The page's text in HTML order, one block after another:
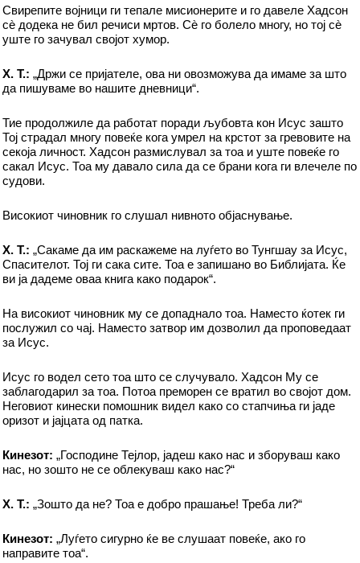
Свирепите војници ги тепале мисионерите и го давеле Хадсон
сè додека не бил речиси мртов. Сè го болело многу, но тој сè
уште го зачувал својот хумор.
Х. T.: „Држи се пријателе, ова ни овозможува да имаме за што
да пишуваме во нашите дневници“.
Тие продолжиле да работат поради љубовта кон Исус зашто
Тој страдал многу повеќе кога умрел на крстот за гревовите на
секоја личност. Хадсон размислувал за тоа и уште повеќе го
сакал Исус. Тоа му давало сила да се брани кога ги влечеле по
судови.
Високиот чиновник го слушал нивното објаснување.
Х. T.: „Сакаме да им раскажеме на луѓето во Тунгшау за Исус,
Спасителот. Тој ги сака сите. Тоа е запишано во Библијата. Ќе
ви ја дадеме оваа книга како подарок“.
На високиот чиновник му се допаднало тоа. Наместо ќотек ги
послужил со чај. Наместо затвор им дозволил да проповедаат
за Исус.
Исус го водел сето тоа што се случувало. Хадсон Му се
заблагодарил за тоа. Потоа преморен се вратил во својот дом.
Неговиот кинески помошник видел како со стапчиња ги јаде
оризот и јајцата од патка.
Кинезот: „Господине Тејлор, јадеш како нас и зборуваш како
нас, но зошто не се облекуваш како нас?“
Х. T.: „Зошто да не? Тоа е добро прашање! Треба ли?“
Кинезот: „Луѓето сигурно ќе ве слушаат повеќе, ако го
направите тоа“.